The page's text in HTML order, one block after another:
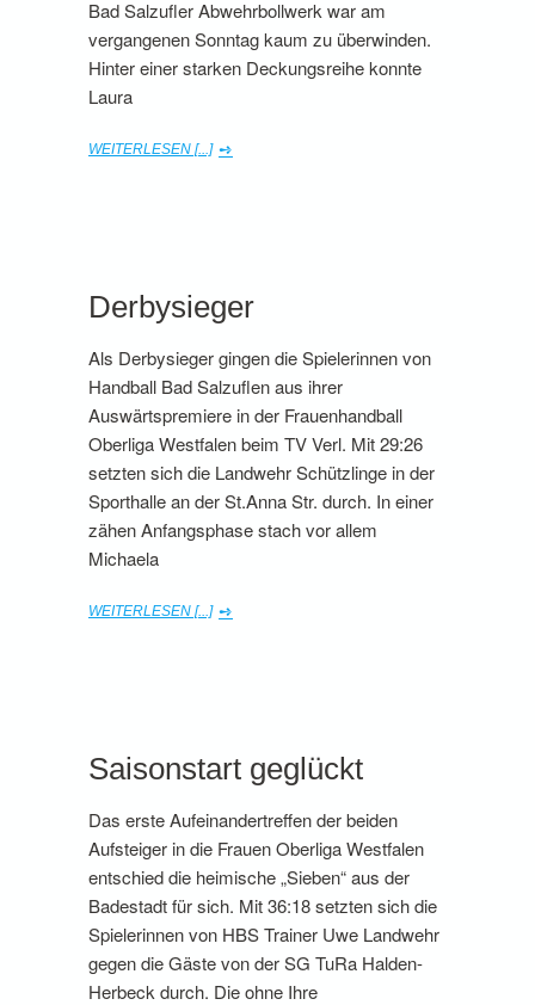
Bad Salzufler Abwehrbollwerk war am
vergangenen Sonntag kaum zu überwinden.
Hinter einer starken Deckungsreihe konnte
Laura
WEITERLESEN [...]
Derbysieger
Als Derbysieger gingen die Spielerinnen von
Handball Bad Salzuflen aus ihrer
Auswärtspremiere in der Frauenhandball
Oberliga Westfalen beim TV Verl. Mit 29:26
setzten sich die Landwehr Schützlinge in der
Sporthalle an der St.Anna Str. durch. In einer
zähen Anfangsphase stach vor allem
Michaela
WEITERLESEN [...]
Saisonstart geglückt
Das erste Aufeinandertreffen der beiden
Aufsteiger in die Frauen Oberliga Westfalen
entschied die heimische „Sieben“ aus der
Badestadt für sich. Mit 36:18 setzten sich die
Spielerinnen von HBS Trainer Uwe Landwehr
gegen die Gäste von der SG TuRa Halden-
Herbeck durch. Die ohne Ihre